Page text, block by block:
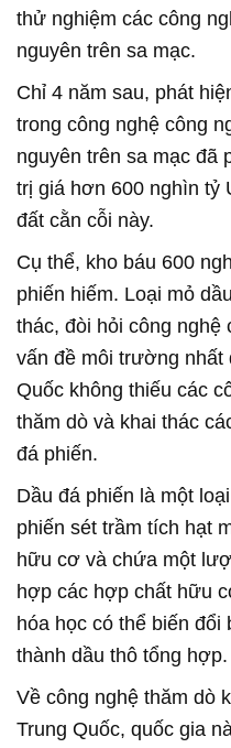
thử nghiệm các công
nguyên trên sa mạc.
Chỉ 4 năm sau, phát
trong công nghệ công
nguyên trên sa mạc đã
trị giá hơn 600 nghìn tỷ
đất cằn cỗi này.
Cụ thể, kho báu 600
phiến hiếm. Loại mỏ
thác, đòi hỏi công nghệ
vấn đề môi trường nhất
Quốc không thiếu các
thăm dò và khai thác
đá phiến.
Dầu đá phiến là một
phiến sét trầm tích hạt
hữu cơ và chứa một
hợp các hợp chất hữu
hóa học có thể biến đổi
thành dầu thô tổng hợp.
Về công nghệ thăm dò
Trung Quốc, quốc gia